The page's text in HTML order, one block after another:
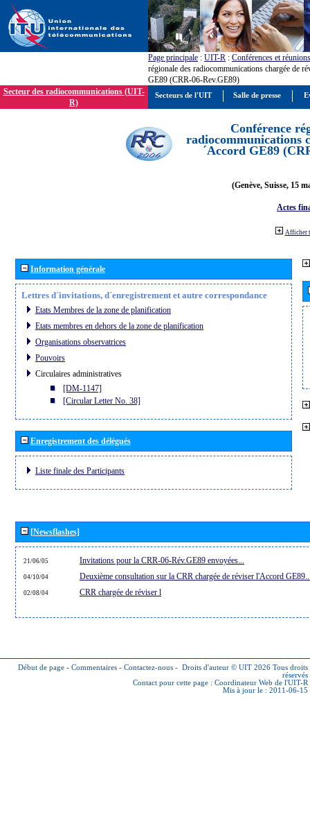
Page principale : UIT-R : Conférences et réunions
régionale des radiocommunications chargée de
GE89 (CRR-06-Rev.GE89)
Secteur des radiocommunications (UIT-
R)
Conférence
radiocommunications
´Accord GE89
(Genève, Suisse, 15
Actes
Afficher
Information générale
Lettres d´invitations, d´enregistrement et autre correspondance
Etats Membres de la zone de planification
Etats membres en dehors de la zone de planification
Organisations observatrices
Pouvoirs
Circulaires administratives
[DM-1147]
[Circular Letter No. 38]
Enregistrement des délégués
Liste finale des Participants
[Newsflashes]
21/06/05 Invitations pour la CRR-06-Rév.GE89 envoyées...
04/10/04 Deuxième consultation sur la CRR chargée de réviser l'Accord
02/08/04 CRR chargée de réviser l
Début de page - Commentaires - Contactez-nous - Droits d'auteur © UIT 2026 Tous droits
réservés
Contact pour cette page : Coordinateur Web de l'UIT-R
Mis à jour le : 2011-06-15
Secteurs de l'UIT Salle de presse